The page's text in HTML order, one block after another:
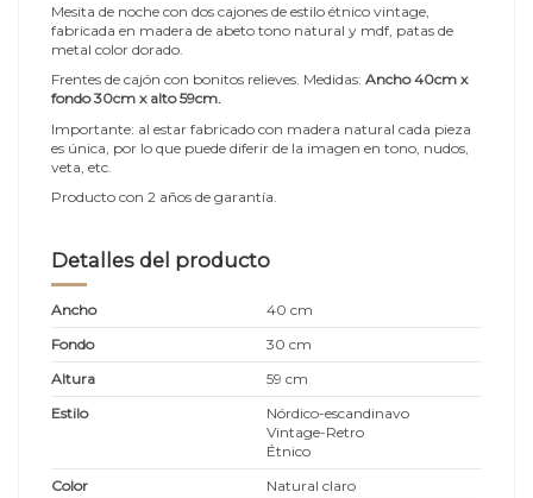
Mesita de noche con dos cajones de estilo étnico vintage,
fabricada en madera de abeto tono natural y mdf, patas de
metal color dorado.
Frentes de cajón con bonitos relieves. Medidas: Ancho 40cm x
fondo 30cm x alto 59cm.
Importante: al estar fabricado con madera natural cada pieza
es única, por lo que puede diferir de la imagen en tono, nudos,
veta, etc.
Producto con 2 años de garantía.
Detalles del producto
Ancho
40 cm
Fondo
30 cm
Altura
59 cm
Estilo
Nórdico-escandinavo
Vintage-Retro
Étnico
Color
Natural claro